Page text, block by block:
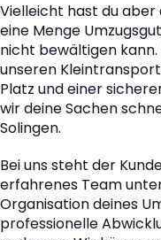
Vielleicht hast du
eine Menge
nicht bewältigen
unseren
Platz und einer
wir deine Sachen
Solingen.
Bei uns steht der
erfahrenes Team
Organisation deines
professionelle